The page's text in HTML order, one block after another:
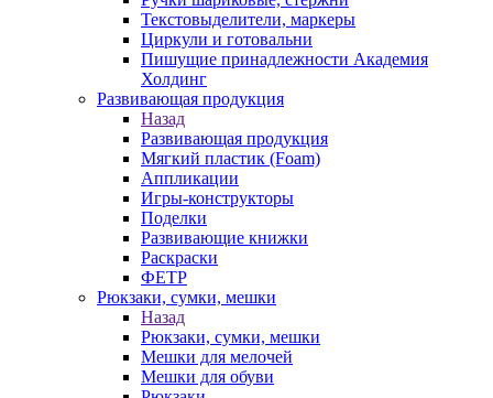
Текстовыделители, маркеры
Циркули и готовальни
Пишущие принадлежности Академия
Холдинг
Развивающая продукция
Назад
Развивающая продукция
Мягкий пластик (Foam)
Аппликации
Игры-конструкторы
Поделки
Развивающие книжки
Раскраски
ФЕТР
Рюкзаки, сумки, мешки
Назад
Рюкзаки, сумки, мешки
Мешки для мелочей
Мешки для обуви